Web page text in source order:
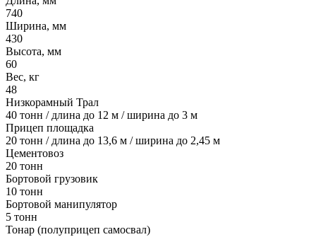
740
Ширина, мм
430
Высота, мм
60
Вес, кг
48
Низкорамный Трал
40 тонн / длина до 12 м / ширина до 3 м
Прицеп площадка
20 тонн / длина до 13,6 м / ширина до 2,45 м
Цементовоз
20 тонн
Бортовой грузовик
10 тонн
Бортовой манипулятор
5 тонн
Тонар (полуприцеп самосвал)